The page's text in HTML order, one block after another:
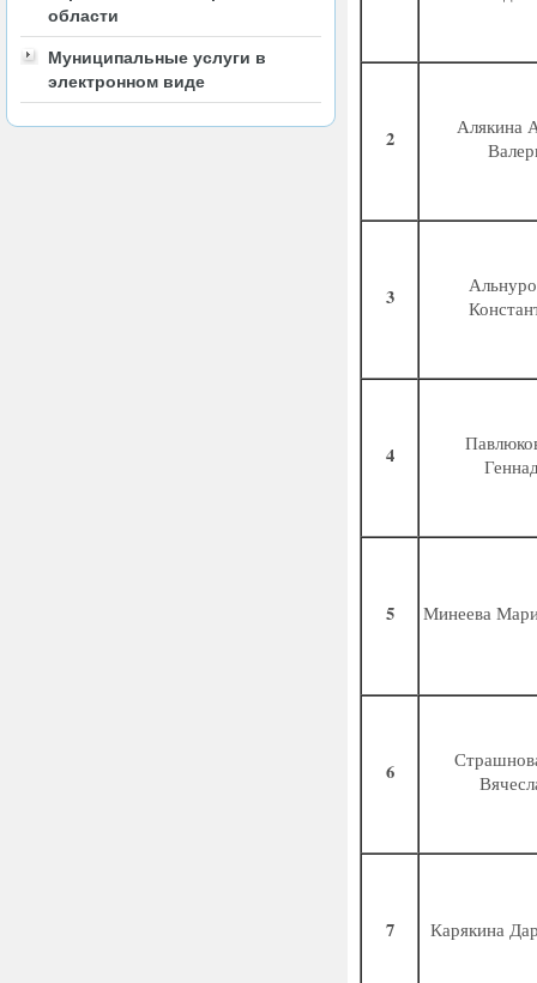
области
Муниципальные услуги в
электронном виде
2
Алякина
3
4
5 Минеева
6
7 Карякина